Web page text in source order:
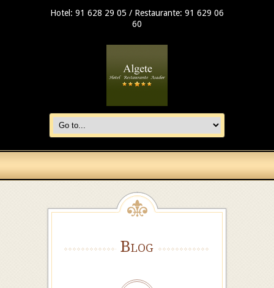
Hotel: 91 628 29 05 / Restaurante: 91 629 06
60
Blog